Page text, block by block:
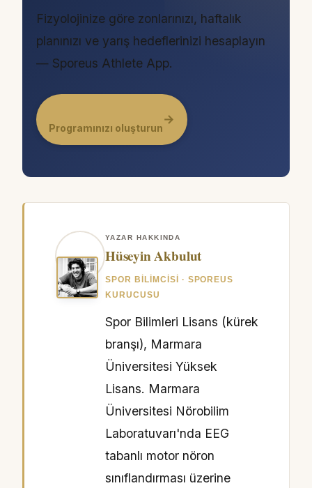
Fizyolojinize göre zonlarınızı, haftalık
planınızı ve yarış hedeflerinizi hesaplayın
— Sporeus Athlete App.
Programınızı oluşturun
→
YAZAR HAKKINDA
Hüseyin Akbulut
SPOR BILIMCISI · SPOREUS
KURUCUSU
Spor Bilimleri Lisans (kürek
branşı), Marmara
Üniversitesi Yüksek
Lisans. Marmara
Üniversitesi Nörobilim
Laboratuvarı'nda EEG
tabanlı motor nöron
sınıflandırması üzerine